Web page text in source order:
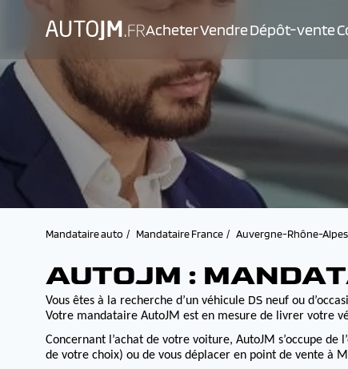
AcheterVendreDépôt-vente
Mandataire auto Mandataire France Auvergne-Rhône-Alpes
AUTOJM :
Vous êtes à la recherche d’un véhicule DS neuf ou
Votre mandataire AutoJM est en mesure de livrer votre
Concernant l’achat de votre voiture, AutoJM s’occupe
de votre choix) ou de vous déplacer en point de vente à